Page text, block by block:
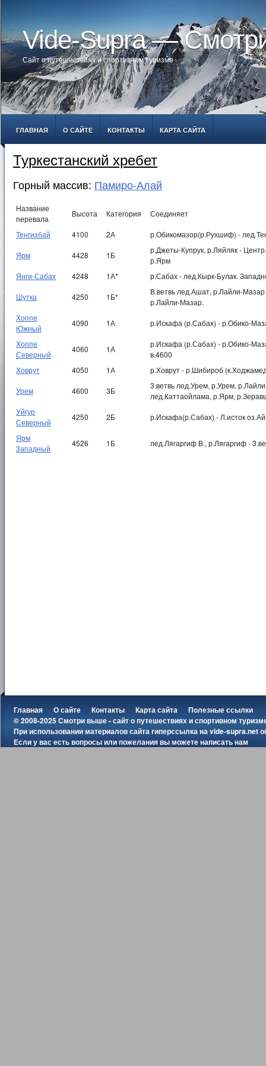
Vide-Supra —
Сайт о путешествиях и спортивном туризме
ГЛАВНАЯ О САЙТЕ КОНТАКТЫ КАРТА САЙТА
Туркестанский хребет
Горный массив: Памиро-Алай
Название
перевала
Высота Категория Соединяет
Тенгизбай 4100 2А р.Обикомазор(р.Рухшиф) -
Ярм 4428 1Б
р.Джеты-Купрук, р.Ляйляк -
р.Ярм
Янги-Сабах
4248 1А* р.Сабах - лед.Кырк-Булак.
Шутка 4250 1Б*
В.ветвь лед.Ашат, р.Лайли-
р.Лайли-Мазар.
Хоппе
Южный
4090 1А р.Искафа (р.Сабах) - р.Обико-
Хоппе
Северный
4060 1А
р.Искафа (р.Сабах) - р.Обико-
в.4600
Ховрут
4050 1А р.Ховрут - р.Шибироб
Урем 4600 3Б
3.ветвь лед.Урем, р.Урем,
лед.Каттаойлама, р.Ярм,
Уйгур
Северный
4250 2Б р.Искафа(р.Сабах) - Л.исток
Ярм
3ападный
4526 1Б лед.Лягаргиф В., р.Лягаргиф -
Главная О сайте Контакты Карта сайта
Полезные ссылки
© 2008-2025 Смотри выше - сайт о путешествиях и спортивном
При использовании материалов сайта гиперссылка наvide-supra.net
Если у вас есть вопросы или пожелания вы можетенаписать нам